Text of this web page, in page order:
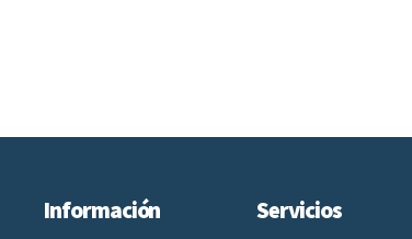
Información Servicios